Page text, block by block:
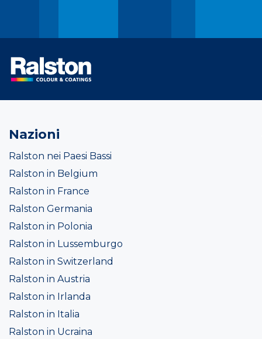
Nazioni
Ralston nei Paesi Bassi
Ralston in Belgium
Ralston in France
Ralston Germania
Ralston in Polonia
Ralston in Lussemburgo
Ralston in Switzerland
Ralston in Austria
Ralston in Irlanda
Ralston in Italia
Ralston in Ucraina